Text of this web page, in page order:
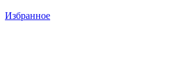
Избранное